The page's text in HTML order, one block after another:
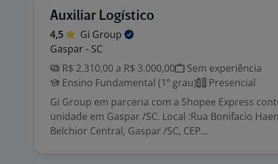
Auxiliar Logístico
4,5 Gi Group
Gaspar - SC
R$ 2.310,00 a R$ 3.000,00
Sem experiência
Ensino Fundamental (1º grau)
Presencial
Gi Group em parceria com a Shopee Express
unidade em Gaspar /SC. Local :Rua Bonifacio
Belchior Central, Gaspar /SC, CEP...